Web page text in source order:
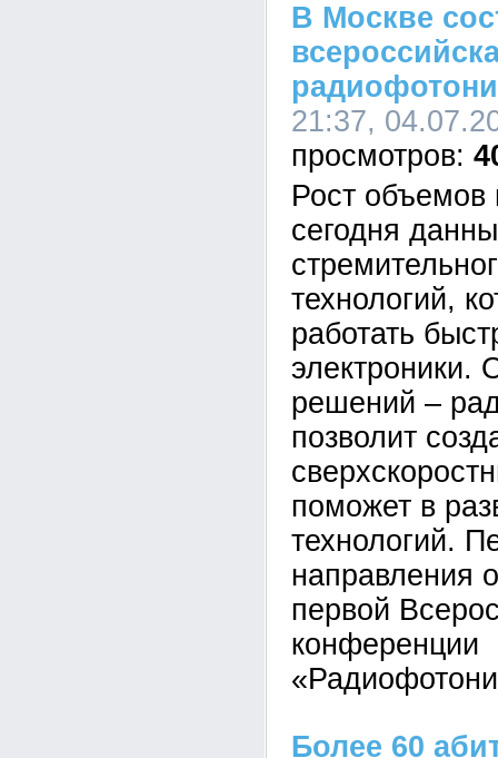
В Москве
21:37,
Рост
сегодня
технологий,
работать
электроники.
решений –
позволит
поможет в
технологий.
направления
первой
конференции
Более 60